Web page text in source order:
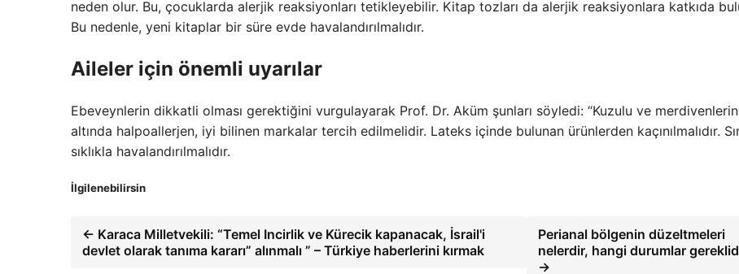
neden olur. Bu, çocuklarda alerjik reaksiyonları tetikleyebilir. Kitap tozları da alerjik reaksiyonlara katkıda
Bu nedenle, yeni kitaplar bir süre evde havalandırılmalıdır.
Aileler için önemli uyarılar
Ebeveynlerin dikkatli olması gerektiğini vurgulayarak Prof. Dr. Aküm şunları söyledi: “Kuzulu ve merdivenlerin
altında halpoallerjen, iyi bilinen markalar tercih edilmelidir. Lateks içinde bulunan ürünlerden kaçınılmalıdır.
sıklıkla havalandırılmalıdır.
İlgilenebilirsin
← Karaca Milletvekili: “Temel Incirlik ve Kürecik kapanacak, İsrail'i
devlet olarak tanıma kararı” alınmalı ” – Türkiye haberlerini kırmak
Perianal bölgenin düzeltmeleri
nelerdir, hangi durumlar
→